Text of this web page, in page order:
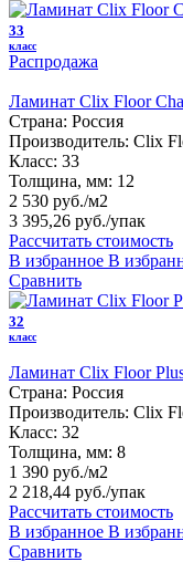
33
класс
Распродажа
Ламинат Clix Floor
Страна: Россия
Производитель: Clix
Класс: 33
Толщина, мм: 12
2 530 руб./м2
3 395,26 руб./упак
Рассчитать стоимость
В избранное В
Сравнить
32
класс
Ламинат Clix Floor
Страна: Россия
Производитель: Clix
Класс: 32
Толщина, мм: 8
1 390 руб./м2
2 218,44 руб./упак
Рассчитать стоимость
В избранное В
Сравнить